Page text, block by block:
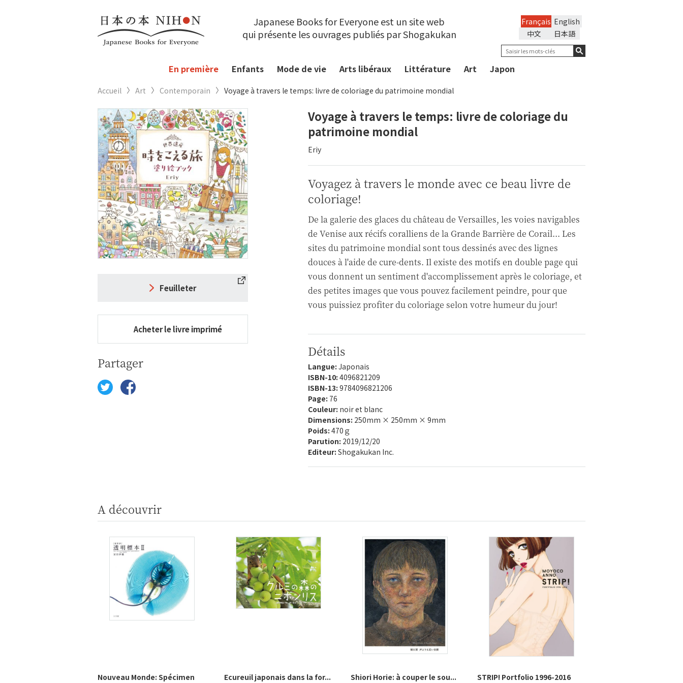
Japanese Books for Everyone est un site web
qui présente les ouvrages publiés par Shogakukan
English
Français
日本語
中文
En première Enfants Mode de vie Arts libéraux Littérature Art Japon
Accueil Art Contemporain Voyage à travers le temps: livre de coloriage du patrimoine mondial
Voyage à travers le temps: livre de coloriage du
patrimoine mondial
Eriy
Voyagez à travers le monde avec ce beau livre de
coloriage!
De la galerie des glaces du château de Versailles, les voies navigables
de Venise aux récifs coralliens de la Grande Barrière de Corail... Les
sites du patrimoine mondial sont tous dessinés avec des lignes
douces à l'aide de cure-dents. Il existe des motifs en double page qui
vous donnent un sentiment d'accomplissement après le coloriage, et
des petites images que vous pouvez facilement peindre, pour que
vous puissiez profiter du coloriage selon votre humeur du jour!
Détails
Langue: Japonais
ISBN-10: 4096821209
ISBN-13: 9784096821206
Page: 76
Couleur: noir et blanc
Dimensions: 250mm × 250mm × 9mm
Poids: 470ｇ
Parution: 2019/12/20
Editeur: Shogakukan Inc.
Feuilleter
Acheter le livre imprimé
Partager
A découvrir
Nouveau Monde: Spécimen
Ecureuil japonais dans la for... Shiori Horie: à couper le sou... STRIP! Portfolio 1996-2016